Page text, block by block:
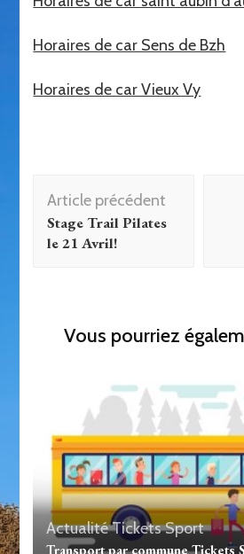
Horaires de car Sens de Bzh
Horaires de car Vieux Vy
Navigation
d'article
Article précédent
Stage Trail Pilates
le 21 Avril!
Vous pourriez
ActualitéTickets Sport
Transport par commune Tickets